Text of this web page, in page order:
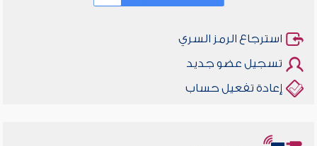
استرجاع الرمز السري
تسجيل عضو جديد
إعادة تفعيل حساب